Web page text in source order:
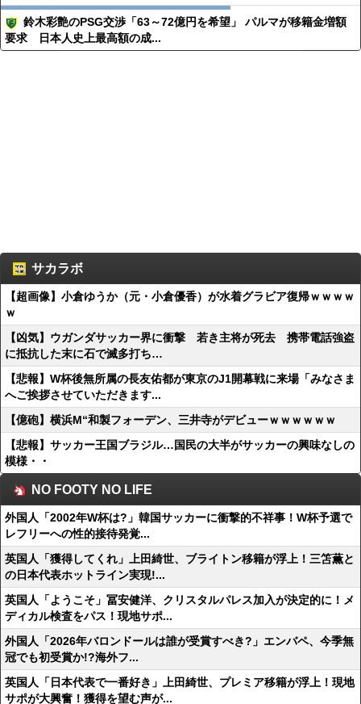
鈴木彩艶のPSG交渉「63～72億円を希望」 パルマが移籍金増額
要求 日本人史上最高額の成...
サカラボ
【超画像】小倉ゆうか（元・小倉優香）が水着グラビア復帰ｗｗｗｗ
ｗ
【凶気】ウガンダサッカー界に衝撃 若き主将が死去 携帯電話強盗
に抵抗した末に石で滅多打ち…
【悲報】W杯後無所属の長友佑都が東京のJ1開幕戦に来場「みなさま
へご挨拶させていただきます...
【億砲】横浜M“和製フォーデン、三井寺がデビューｗｗｗｗｗｗ
【悲報】サッカー王国ブラジル…国民の大半がサッカーの興味なしの
模様・・
NO FOOTY NO LIFE
外国人「2002年W杯は?」韓国サッカーに衝撃的不祥事！W杯予選で
レフリーへの性的接待発覚...
英国人「獲得してくれ」上田綺世、ブライトン移籍が浮上！三笘薫と
の日本代表ホットライン実現!...
英国人「ようこそ」冨安健洋、クリスタルパレス加入が決定的に！メ
ディカル検査をパス！現地サポ...
外国人「2026年バロンドールは誰が受賞すべき?」エンバペ、今季無
冠でも初受賞か!?海外フ...
英国人「日本代表で一番好き」上田綺世、プレミア移籍が浮上！現地
サポが大興奮！獲得を望む声が...